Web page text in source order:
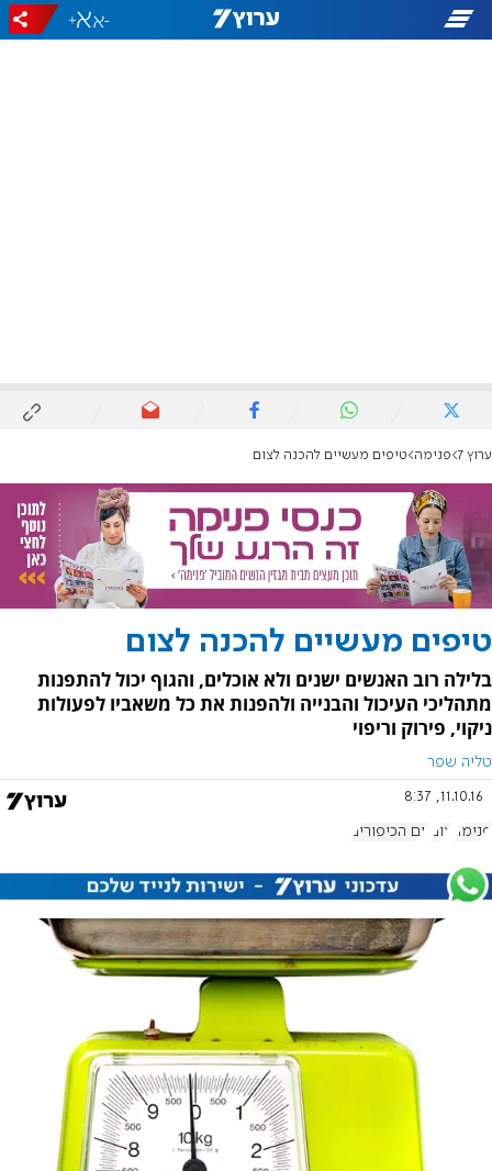
-
+
ערוץ 7 פנימה טיפים מעשיים להכנה לצום
טיפים מעשיים להכנה לצום
בלילה רוב האנשים ישנים ולא אוכלים, והגוף יכול להתפנות
מתהליכי העיכול והבנייה ולהפנות את כל משאביו לפעולות
ניקוי, פירוק וריפוי
טליה שפר
11.10.16, 8:37
פנימה צום יום הכיפורים